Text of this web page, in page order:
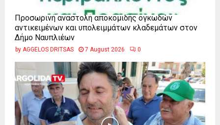
Προσωρινή αναστολή αποκομιδής ογκωδών
αντικειμένων και υπολειμμάτων κλαδεμάτων στον
Δήμο Ναυπλιέων
by AGGELOS DRITSAS 7 August 2026 0